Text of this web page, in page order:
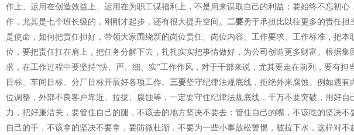
作上、运用在创造效益上、运用在为职工谋福利上，不是用来谋取自己的利益；要始终不忘初心
作，尤其是七个班长级的，刚刚才起步，还有很大提升空间。 二要勇于承担比以往更多的责任担
是使命，如何把责任担好，带领大家围绕新的岗位责任、岗位内容、工作要求、工作标准，把本
位，要把责任扛在肩上，把任务分解下去，扎扎实实把事情做好，为公司创造更多财富。根据集
求，在工作过程中要坚持“快、严、细、实”工作作风，对于干部来说，尤其要走在前列，要有担
目标、车间目标、分厂目标开展好各项工作。 三要坚守纪律法规底线，拒绝外来腐蚀。例如遇有
位调整，外部不良客户靠近、拉拢、腐蚀等，一定要守住纪律法规底线，千万不要突破，用好自
力，把好廉洁关，要管住自己的腿，不该去的地方坚决不要去；管住自己的嘴，不该吃的坚决不
自己的手，不该拿的坚决不要拿，要防微杜渐，不要为一些小事放松警惕，被拉下水，这样对不